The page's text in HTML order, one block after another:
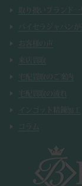
取り扱いブランド一
バイセラジャパン
お客様の声
来店買取
宅配買取のご案内
宅配買取の流れ
インゴット精錬加工
コラム